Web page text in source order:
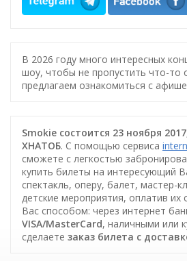
В 2026 году много интересных
шоу, чтобы не пропустить что-то
предлагаем ознакомиться с
Smokie состоится 23 ноября
ХНАТОБ. С помощью сервиса
сможете с легкостью
купить билеты на интересующий
спектакль, оперу, балет, мастер-
детские мероприятия, оплатив
Вас способом: через интернет
VISA/MasterCard, наличными или
сделаете заказ билета c